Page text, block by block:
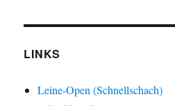
LINKS
Leine-Open (Schnellschach)